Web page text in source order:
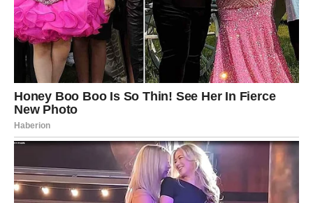
kome treba da veruju, a koga treba da izbace iz svog
života.
I upravo zbog toga više neće praviti iste greške.
Sudbina im sada šalje ljude, prilike i događaje koji će ih
odvesti pravo do sreće.